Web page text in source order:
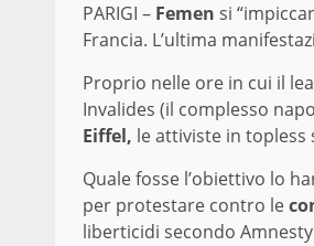
PARIGI – Femen si
Francia. L’ultima
Proprio nelle ore in cui il
Invalides (il complesso
Eiffel, le attiviste in topless
Quale fosse l’obiettivo lo
per protestare contro le
liberticidi secondo